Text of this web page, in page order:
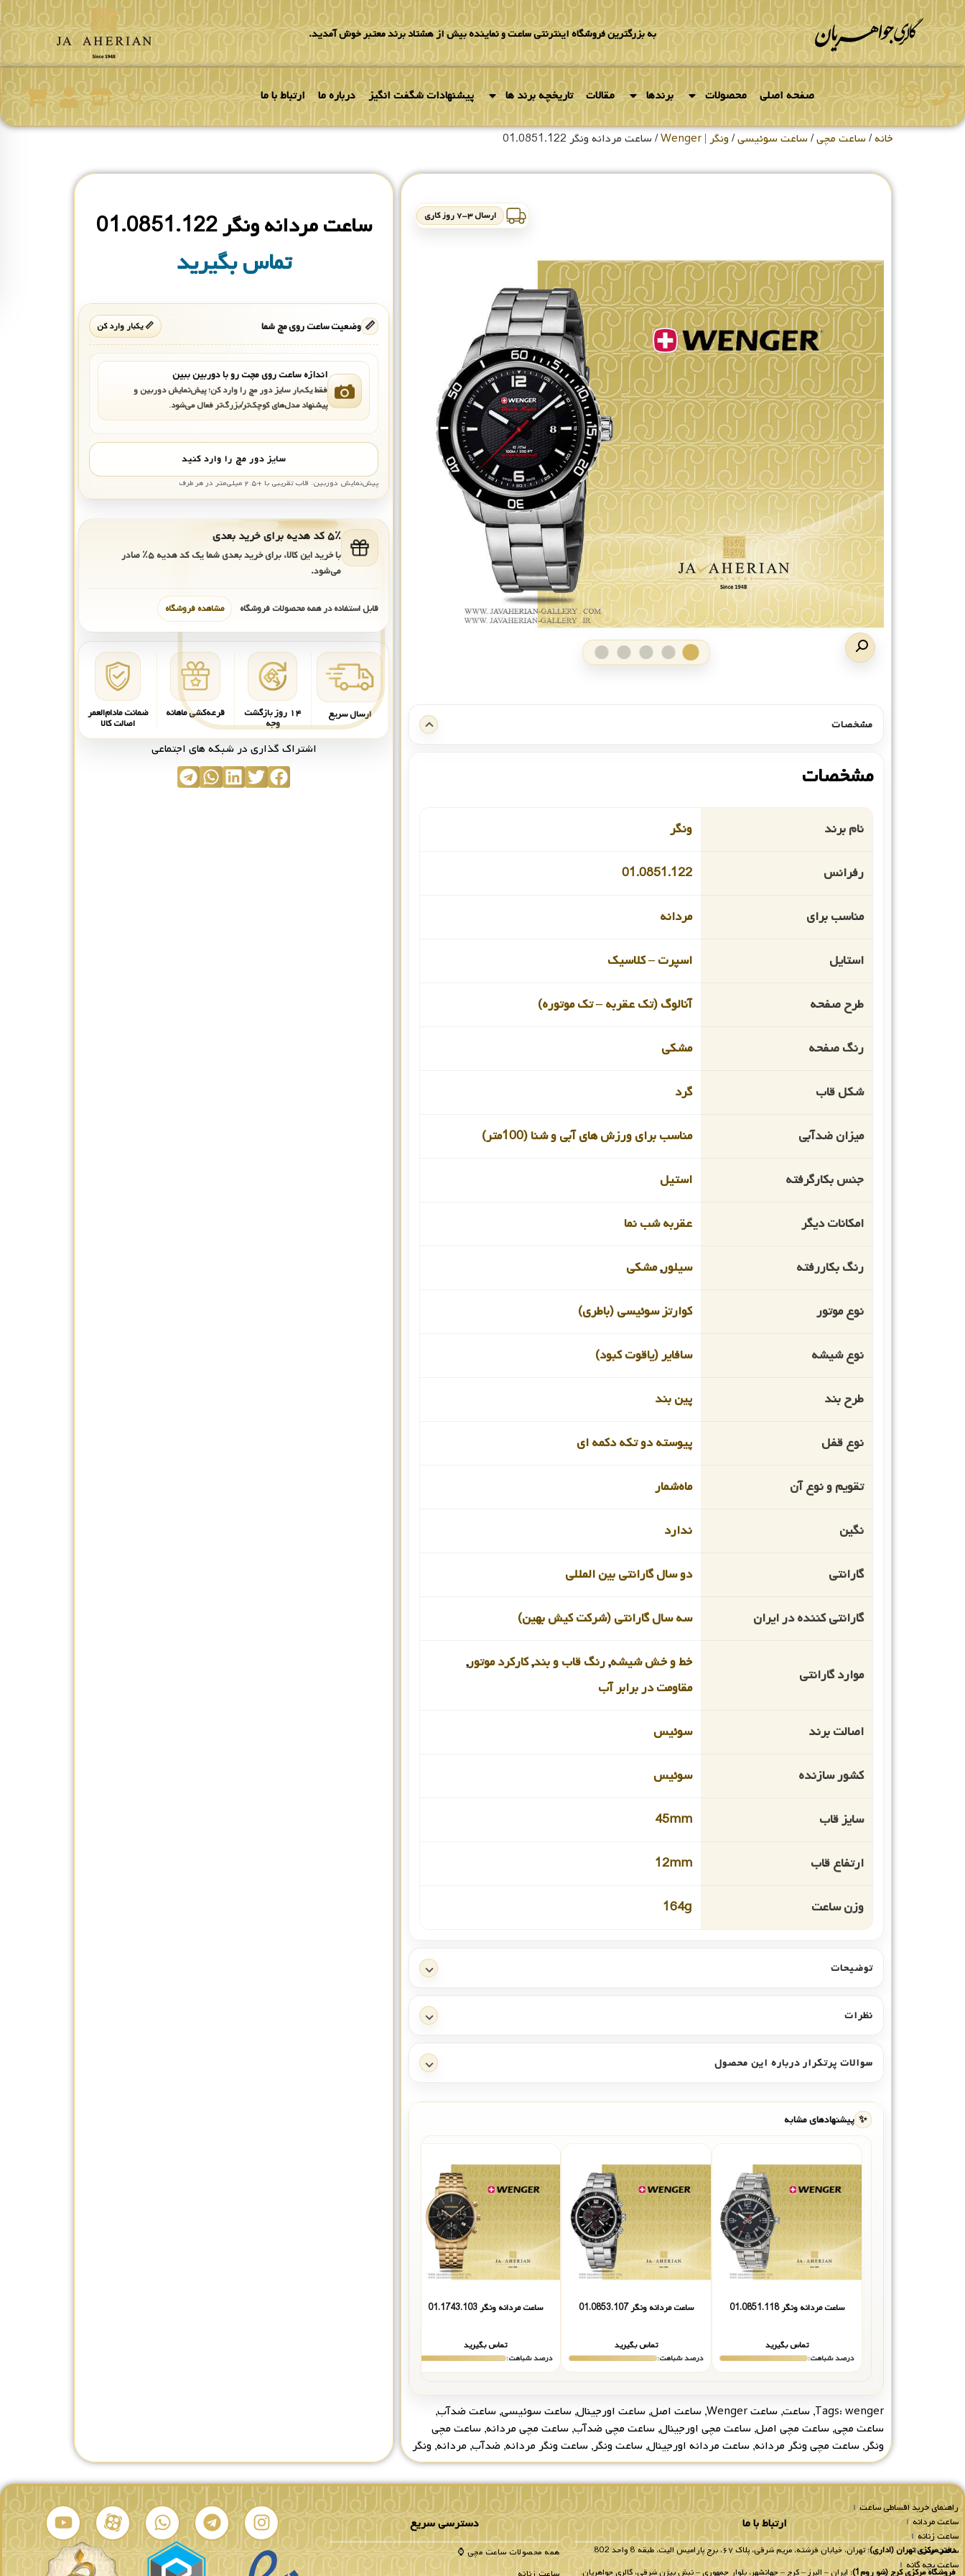
به بزرگترین فروشگاه اینترنتی ساعت و نماینده بیش از هشتاد برند معتبر خوش آمدید.
صفحه اصلی محصولات برندها مقالات تاریخچه برند ها پیشنهادات شگفت انگیز درباره ما ارتباط با ما
خانه/ساعت مچی/ساعت سوئیسی/ونگر | Wenger / ساعت مردانه ونگر 01.0851.122
ارسال ۳-۷ روز کاری
مشخصات
مشخصات
نام برند ونگر
رفرانس 01.0851.122
مناسب برای مردانه
استایل اسپرت – کلاسیک
طرح صفحه آنالوگ (تک عقربه – تک موتوره)
رنگ صفحه مشکی
شکل قاب گرد
میزان ضدآبی مناسب برای ورزش های آبی و شنا (100متر)
جنس بکارگرفته استیل
امکانات دیگر عقربه شب نما
رنگ بکاررفته سیلور,مشکی
نوع موتور کوارتز سوئیسی (باطری)
نوع شیشه سافایر (یاقوت کبود)
طرح بند پین بند
نوع قفل پیوسته دو تکه دکمه ای
تقویم و نوع آن ماه‌شمار
نگین ندارد
گارانتی دو سال گارانتی بین المللی
گارانتی کننده در ایران سه سال گارانتی (شرکت کیش بهین)
موارد گارانتی
خط و خش شیشه,رنگ قاب و بند,کارکرد موتور,
مقاومت در برابر آب
اصالت برند سوئیس
کشور سازنده سوئیس
سایز قاب 45mm
ارتفاع قاب 12mm
وزن ساعت 164g
توضیحات
نظرات
سوالات پرتکرار درباره این محصول
✨ پیشنهادهای مشابه
ساعت مردانه ونگر 01.0851.118
تماس بگیرید
درصد شباهت:
ساعت مردانه ونگر 01.0853.107
تماس بگیرید
درصد شباهت:
ساعت مردانه ونگر 01.1743.103
تماس بگیرید
درصد شباهت:
Tags: wenger
, ساعت, ساعت Wenger , ساعت اصل, ساعت اورجینال, ساعت سوئیسی, ساعت ضدآب,
ساعت مچی, ساعت مچی اصل, ساعت مچی اورجینال, ساعت مچی ضدآب, ساعت مچی مردانه, ساعت مچی
ونگر, ساعت مچی ونگر مردانه, ساعت مردانه اورجینال, ساعت ونگر, ساعت ونگر مردانه, ضدآب, مردانه, ونگر
ساعت مردانه ونگر 01.0851.122
تماس بگیرید
📏 وضعیت ساعت روی مچ شما 📏 یکبار وارد کن
اندازه ساعت روی مچت رو با دوربین ببین
فقط یک‌بار سایز دور مچ را وارد کن؛ پیش‌نمایش دوربین و
پیشنهاد مدل‌های کوچک‌تر/بزرگ‌تر فعال می‌شود.
سایز دور مچ را وارد کنید
پیش‌نمایش دوربین: قاب تقریبی با +۲.۵ میلی‌متر در هر طرف
۵٪ کد هدیه برای خرید بعدی
با خرید این کالا، برای خرید بعدی شما یک کد هدیه۵٪ صادر
می‌شود.
قابل استفاده در همه محصولات فروشگاه مشاهده فروشگاه
ارسال سریع ۱۴ روز بازگشت
وجه
قرعه‌کشی ماهانه ضمانت مادام‌العمر
اصالت کالا
اشتراک گذاری در شبکه های اجتماعی
راهنمای خرید اقساطی ساعت
ساعت مردانه
ساعت زنانه
ساعت ست
ساعت بچه گانه
ارتباط با ما
دفتر مرکزی تهران (اداری):تهران، خیابان فرشته، مریم شرقی، پلاک ۶۷، برج پارامیس الیت، طبقه 8 واحد 802.
فروشگاه مرکزی کرج (شو روم1):
ایران – البرز – کرج – جهانشهر، بلوار جمهوری – نبش بیژن شرقی، گالری جواهریان.
دسترسی سریع
همه محصولات ساعت مچی ⌚